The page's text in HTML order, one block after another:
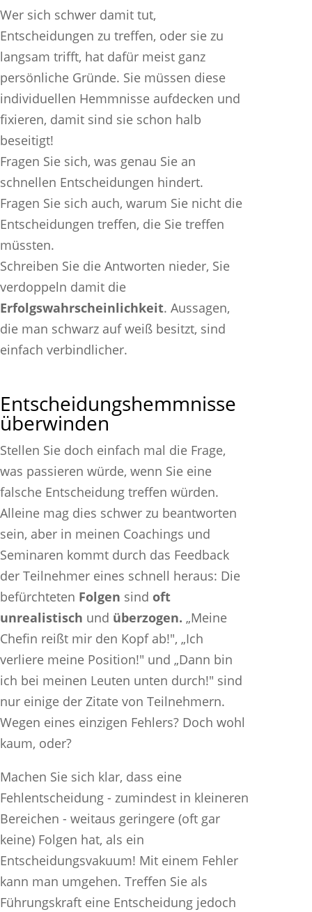
Wer sich schwer damit tut,
Entscheidungen zu treffen, oder sie zu
langsam trifft, hat dafür meist ganz
persönliche Gründe. Sie müssen diese
individuellen Hemmnisse aufdecken und
fixieren, damit sind sie schon halb
beseitigt!
Fragen Sie sich, was genau Sie an
schnellen Entscheidungen hindert.
Fragen Sie sich auch, warum Sie nicht die
Entscheidungen treffen, die Sie treffen
müssten.
Schreiben Sie die Antworten nieder, Sie
verdoppeln damit die
Erfolgswahrscheinlichkeit. Aussagen,
die man schwarz auf weiß besitzt, sind
einfach verbindlicher.
Entscheidungshemmnisse
überwinden
Stellen Sie doch einfach mal die Frage,
was passieren würde, wenn Sie eine
falsche Entscheidung treffen würden.
Alleine mag dies schwer zu beantworten
sein, aber in meinen Coachings und
Seminaren kommt durch das Feedback
der Teilnehmer eines schnell heraus: Die
befürchteten Folgen sind oft
unrealistisch und überzogen. „Meine
Chefin reißt mir den Kopf ab!", „Ich
verliere meine Position!" und „Dann bin
ich bei meinen Leuten unten durch!" sind
nur einige der Zitate von Teilnehmern.
Wegen eines einzigen Fehlers? Doch wohl
kaum, oder?
Machen Sie sich klar, dass eine
Fehlentscheidung - zumindest in kleineren
Bereichen - weitaus geringere (oft gar
keine) Folgen hat, als ein
Entscheidungsvakuum! Mit einem Fehler
kann man umgehen. Treffen Sie als
Führungskraft eine Entscheidung jedoch